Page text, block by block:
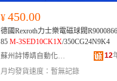
¥ 450.00
德國Rexroth力士樂電磁球閥R9000866
85 M-3SED10CK1X/350CG24N9K4
蘇州詩博靖自動化設備有限公司
12
月均發貨速度： 暫無記錄